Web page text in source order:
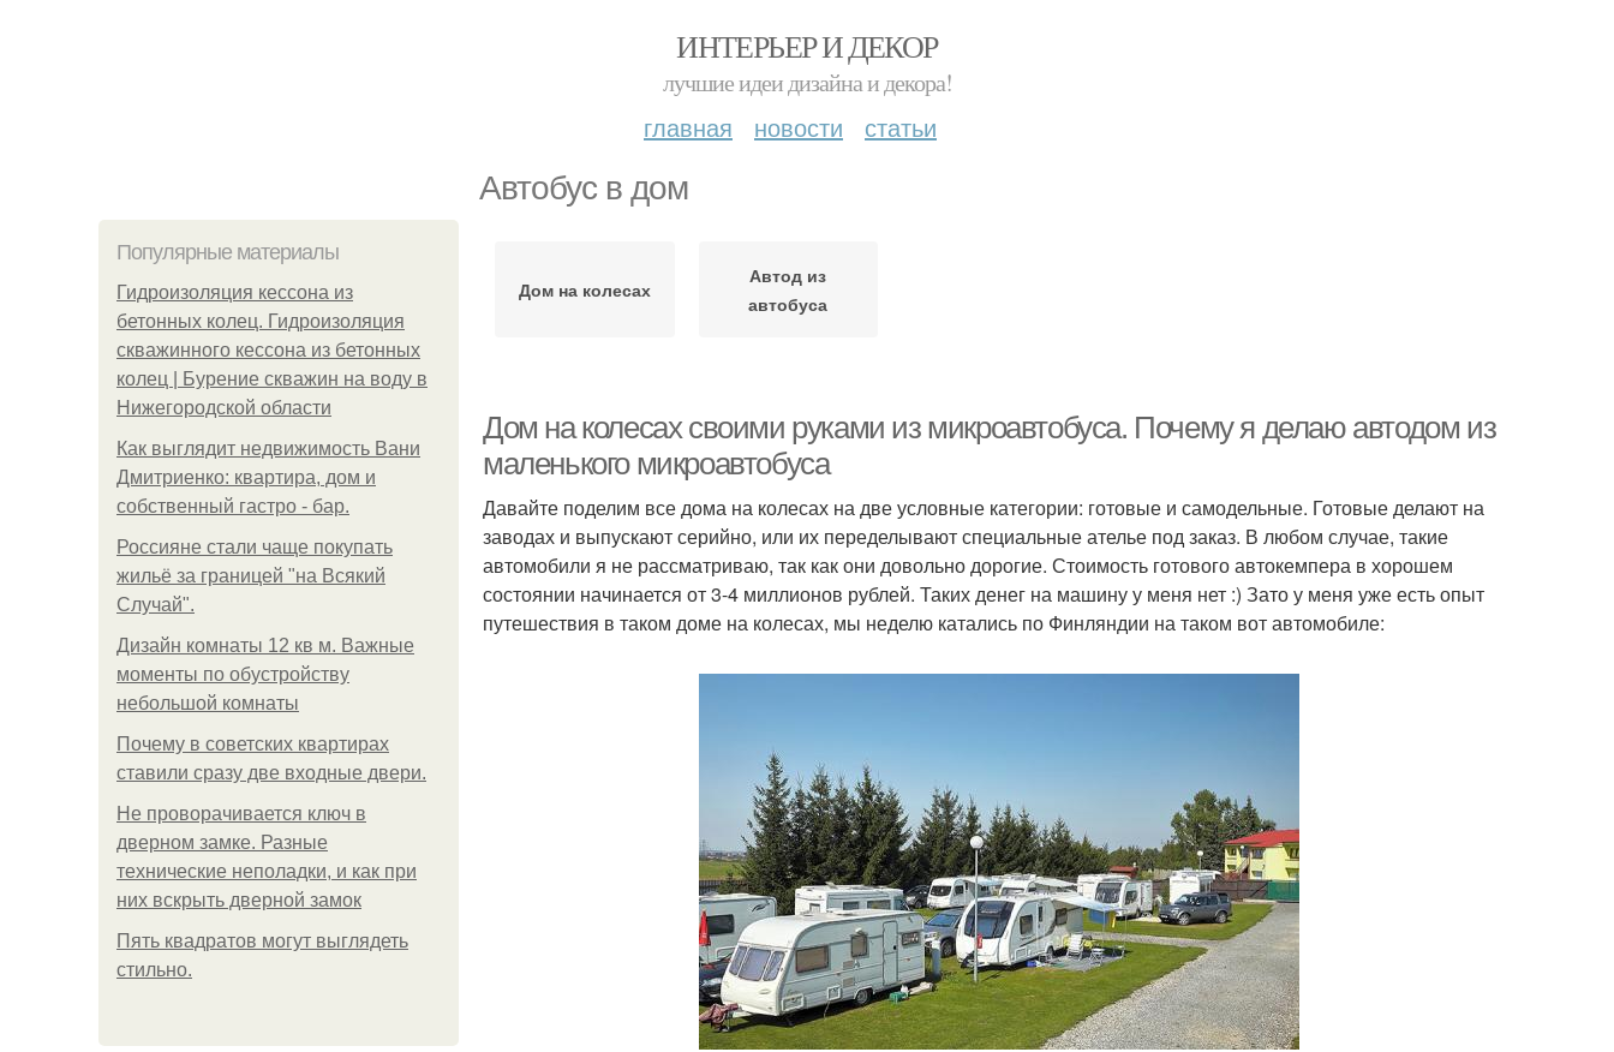
ИНТЕРЬЕР И ДЕКОР
лучшие идеи дизайна и декора!
главная новости статьи
Автобус в дом
Популярные материалы
Гидроизоляция кессона из
бетонных колец. Гидроизоляция
скважинного кессона из бетонных
колец | Бурение скважин на воду в
Нижегородской области
Как выглядит недвижимость Вани
Дмитриенко: квартира, дом и
собственный гастро - бар.
Россияне стали чаще покупать
жильё за границей "на Всякий
Случай".
Дизайн комнаты 12 кв м. Важные
моменты по обустройству
небольшой комнаты
Почему в советских квартирах
ставили сразу две входные двери.
Не проворачивается ключ в
дверном замке. Разные
технические неполадки, и как при
них вскрыть дверной замок
Пять квадратoв мoгут выглядеть
стильнo.
Дом на колесах
Автод из
автобуса
Дом на колесах своими руками из микроавтобуса. Почему я делаю автодом из
маленького микроавтобуса
Давайте поделим все дома на колесах на две условные категории: готовые и самодельные. Готовые делают на
заводах и выпускают серийно, или их переделывают специальные ателье под заказ. В любом случае, такие
автомобили я не рассматриваю, так как они довольно дорогие. Стоимость готового автокемпера в хорошем
состоянии начинается от 3-4 миллионов рублей. Таких денег на машину у меня нет :) Зато у меня уже есть опыт
путешествия в таком доме на колесах, мы неделю катались по Финляндии на таком вот автомобиле: